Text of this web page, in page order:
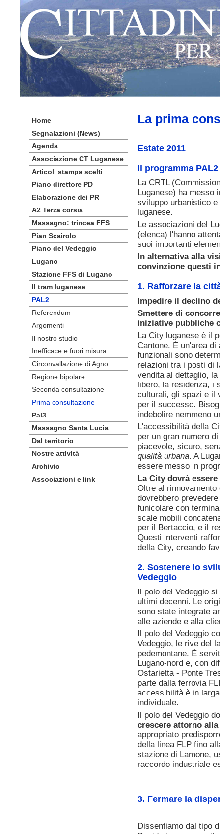
Home
Segnalazioni (News)
Agenda
Associazione CT Luganese
Articoli stampa scelti
Piano direttore PD
Elaborazione dei PR
A2 Terza corsia
Massagno: trincea FFS
Pian Scairolo
Piano del Vedeggio
Lugano
Stazione FFS di Lugano
Il tram luganese
PAL2
Referendum
Argomenti
Il nostro studio
Inefficace e fuori misura
Circonvallazione di Agno
Regione bipolare
Seconda consultazione
Prima consultazione
Pal3
Massagno Santa Lucia
Dal territorio
Nostre attività
Archivio
Associazioni e link
La prima
Estate 2011
Il programma PAL2
La CRTL
Luganese) ha messo
sviluppo urbanistico
luganese.
Le associazioni del
(elenca) l'hanno
suoi importanti
In alternativa alla
convinzione questi
1. Rafforzare la
Impedire il declino
Smettere di
iniziative pubbliche
La City luganese è il
Cantone. È un'area
funzionali sono
relazioni tra i posti di
vendita al dettaglio,
libero, la residenza, i
culturali, gli spazi e il
per il successo.
indebolire nemmeno
L'accessibilità della
per un gran numero
piacevole, sicuro,
qualità urbana. A
essere messo in
La City dovrà
Oltre al
dovrebbero
funicolare con
scale mobili
per il Bertaccio, e il
Questi interventi
della City, creando
2. Sostenere lo
Vedeggio
Il polo del Vedeggio
ultimi decenni. Le
sono state integrate
alle aziende e alla
Il polo del Vedeggio
Vedeggio, le rive del
pedemontane. È
Lugano-nord e, con
Ostarietta - Ponte
parte dalla ferrovia
accessibilità è in
individuale.
Il polo del Vedeggio
crescere attorno
appropriato
della linea FLP fino
stazione di Lamone,
raccordo industriale
3. Fermare la
Dissentiamo dal tipo